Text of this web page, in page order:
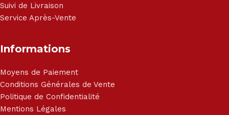
Suivi de Livraison
Service Après-Vente
Informations
Moyens de Paiement
Conditions Générales de Vente
Politique de Confidentialité
Mentions Légales